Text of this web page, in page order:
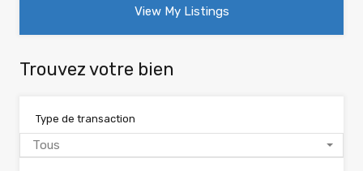
View My Listings
Trouvez votre bien
Type de transaction
Tous